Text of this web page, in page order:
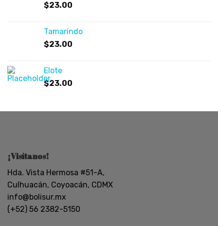
$23.00
Tamarindo
$23.00
Elote
$23.00
¡Visítanos!
Hda. Vista Hermosa #51-A,
Culhuacán, Coyoacán, CDMX
info@bolisur.mx
(+52) 56 2382-5150